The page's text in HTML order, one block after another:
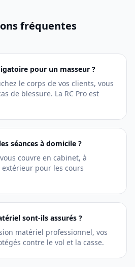
fréquentes
pour un masseur ?
le corps de vos clients, vous
de blessure. La RC Pro est
séances à domicile ?
couvre en cabinet, à
pour les cours
sont-ils assurés ?
matériel professionnel, vos
contre le vol et la casse.